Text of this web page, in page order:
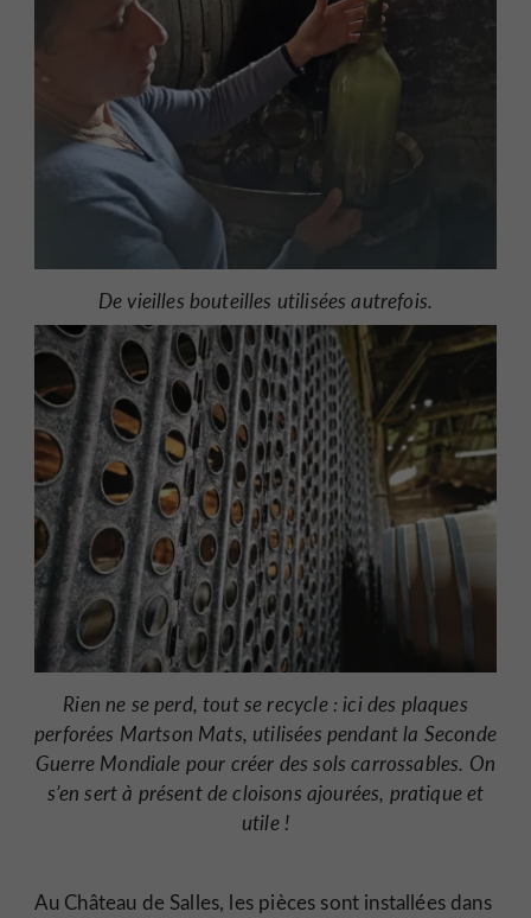
De vieilles bouteilles utilisées autrefois.
Rien ne se perd, tout se recycle : ici des plaques
perforées Martson Mats, utilisées pendant la Seconde
Guerre Mondiale pour créer des sols carrossables. On
s’en sert à présent de cloisons ajourées, pratique et
utile !
Au Château de Salles, les pièces sont installées dans